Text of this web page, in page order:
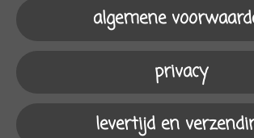
o
k
r
a
m
p
p
algemene
privacy
levertijd en